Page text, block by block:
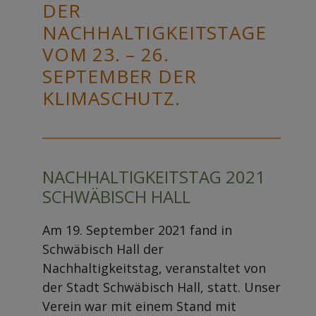
DER
NACHHALTIGKEITSTAGE
VOM 23. – 26.
SEPTEMBER DER
KLIMASCHUTZ.
NACHHALTIGKEITSTAG 2021
SCHWÄBISCH HALL
Am 19. September 2021 fand in
Schwäbisch Hall der
Nachhaltigkeitstag, veranstaltet von
der Stadt Schwäbisch Hall, statt. Unser
Verein war mit einem Stand mit